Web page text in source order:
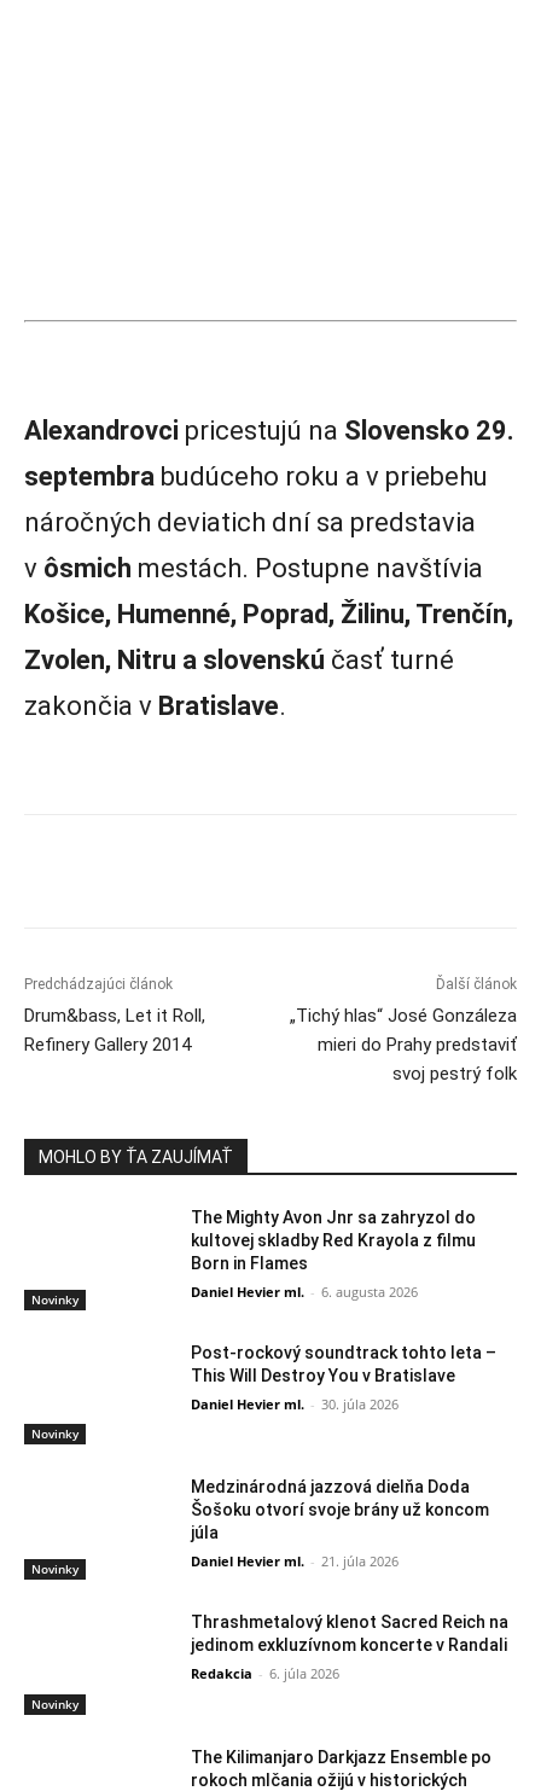
Alexandrovci pricestujú na Slovensko 29.
septembra budúceho roku a v priebehu
náročných deviatich dní sa predstavia
v ôsmich mestách. Postupne navštívia
Košice, Humenné, Poprad, Žilinu, Trenčín,
Zvolen, Nitru a slovenskú časť turné
zakončia v Bratislave.
Predchádzajúci článok
Drum&bass, Let it Roll,
Refinery Gallery 2014
Ďalší článok
„Tichý hlas“ José Gonzáleza
mieri do Prahy predstaviť
svoj pestrý folk
MOHLO BY ŤA ZAUJÍMAŤ
Novinky
The Mighty Avon Jnr sa zahryzol do
kultovej skladby Red Krayola z filmu
Born in Flames
Daniel Hevier ml. - 6. augusta 2026
Novinky
Post-rockový soundtrack tohto leta –
This Will Destroy You v Bratislave
Daniel Hevier ml. - 30. júla 2026
Novinky
Medzinárodná jazzová dielňa Doda
Šošoku otvorí svoje brány už koncom
júla
Daniel Hevier ml. - 21. júla 2026
Novinky
Thrashmetalový klenot Sacred Reich na
jedinom exkluzívnom koncerte v Randali
Redakcia - 6. júla 2026
The Kilimanjaro Darkjazz Ensemble po
rokoch mlčania ožijú v historických